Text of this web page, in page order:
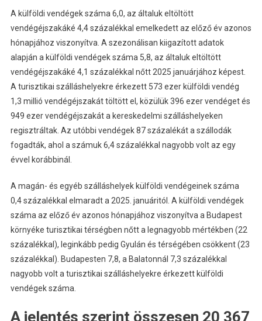
A külföldi vendégek száma 6,0, az általuk eltöltött
vendégéjszakáké 4,4 százalékkal emelkedett az előző év azonos
hónapjához viszonyítva. A szezonálisan kiigazított adatok
alapján a külföldi vendégek száma 5,8, az általuk eltöltött
vendégéjszakáké 4,1 százalékkal nőtt 2025 januárjához képest.
A turisztikai szálláshelyekre érkezett 573 ezer külföldi vendég
1,3 millió vendégéjszakát töltött el, közülük 396 ezer vendéget és
949 ezer vendégéjszakát a kereskedelmi szálláshelyeken
regisztráltak. Az utóbbi vendégek 87 százalékát a szállodák
fogadták, ahol a számuk 6,4 százalékkal nagyobb volt az egy
évvel korábbinál.
A magán- és egyéb szálláshelyek külföldi vendégeinek száma
0,4 százalékkal elmaradt a 2025. januáritól. A külföldi vendégek
száma az előző év azonos hónapjához viszonyítva a Budapest
környéke turisztikai térségben nőtt a legnagyobb mértékben (22
százalékkal), leginkább pedig Gyulán és térségében csökkent (23
százalékkal). Budapesten 7,8, a Balatonnál 7,3 százalékkal
nagyobb volt a turisztikai szálláshelyekre érkezett külföldi
vendégek száma.
A jelentés szerint összesen 20 367